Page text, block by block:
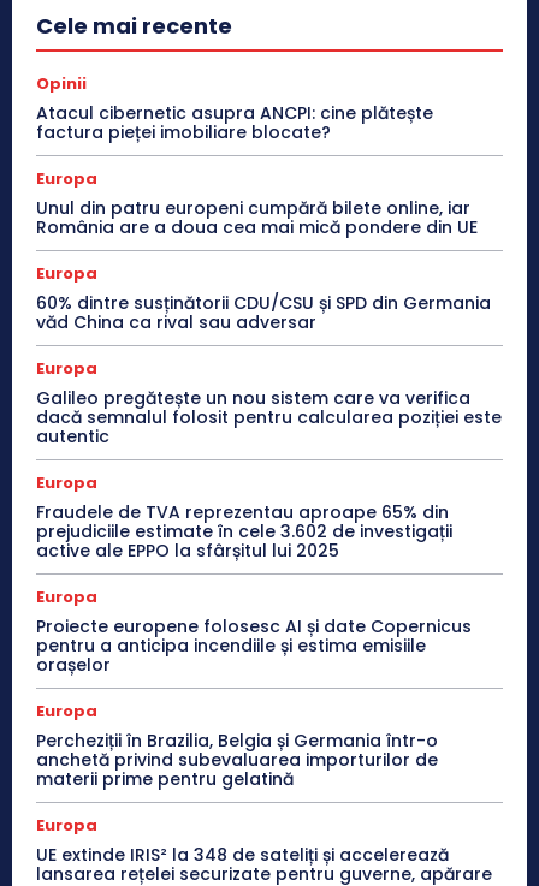
Cele mai recente
Opinii
Atacul cibernetic asupra ANCPI: cine plătește
factura pieței imobiliare blocate?
Europa
Unul din patru europeni cumpără bilete online, iar
România are a doua cea mai mică pondere din UE
Europa
60% dintre susținătorii CDU/CSU și SPD din Germania
văd China ca rival sau adversar
Europa
Galileo pregătește un nou sistem care va verifica
dacă semnalul folosit pentru calcularea poziției este
autentic
Europa
Fraudele de TVA reprezentau aproape 65% din
prejudiciile estimate în cele 3.602 de investigații
active ale EPPO la sfârșitul lui 2025
Europa
Proiecte europene folosesc AI și date Copernicus
pentru a anticipa incendiile și estima emisiile
orașelor
Europa
Percheziții în Brazilia, Belgia și Germania într-o
anchetă privind subevaluarea importurilor de
materii prime pentru gelatină
Europa
UE extinde IRIS² la 348 de sateliți și accelerează
lansarea rețelei securizate pentru guverne, apărare